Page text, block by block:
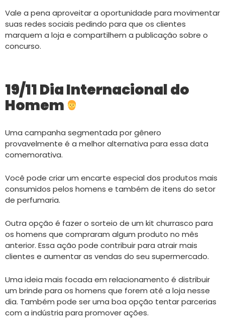
Vale a pena aproveitar a oportunidade para movimentar
suas redes sociais pedindo para que os clientes
marquem a loja e compartilhem a publicação sobre o
concurso.
19/11 Dia Internacional do
Homem
Uma campanha segmentada por gênero
provavelmente é a melhor alternativa para essa data
comemorativa.
Você pode criar um encarte especial dos produtos mais
consumidos pelos homens e também de itens do setor
de perfumaria.
Outra opção é fazer o sorteio de um kit churrasco para
os homens que compraram algum produto no mês
anterior. Essa ação pode contribuir para atrair mais
clientes e aumentar as vendas do seu supermercado.
Uma ideia mais focada em relacionamento é distribuir
um brinde para os homens que forem até a loja nesse
dia. Também pode ser uma boa opção tentar parcerias
com a indústria para promover ações.